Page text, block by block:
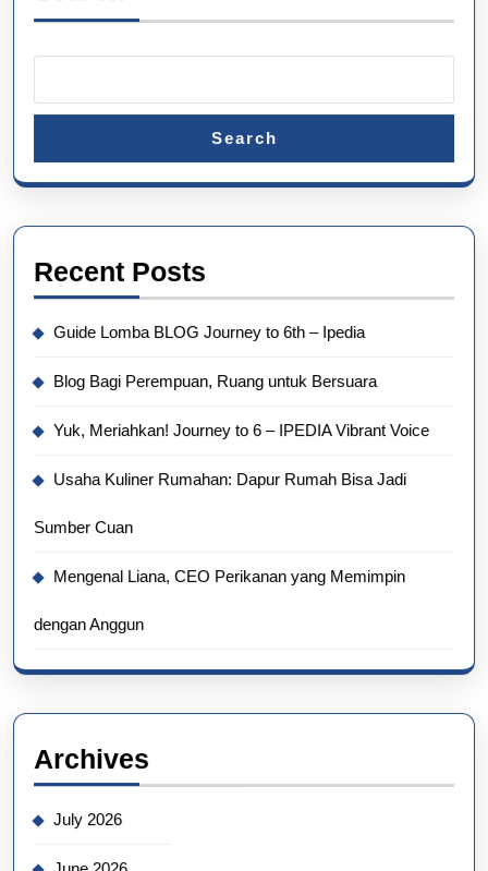
Search
Recent Posts
Guide Lomba BLOG Journey to 6th – Ipedia
Blog Bagi Perempuan, Ruang untuk Bersuara
Yuk, Meriahkan! Journey to 6 – IPEDIA Vibrant Voice
Usaha Kuliner Rumahan: Dapur Rumah Bisa Jadi
Sumber Cuan
Mengenal Liana, CEO Perikanan yang Memimpin
dengan Anggun
Archives
July 2026